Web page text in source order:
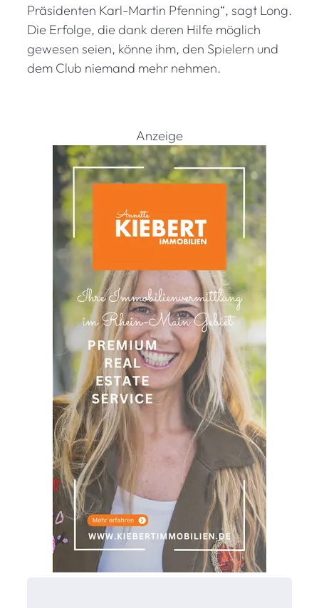
Präsidenten Karl-Martin Pfenning“, sagt Long.
Die Erfolge, die dank deren Hilfe möglich
gewesen seien, könne ihm, den Spielern und
dem Club niemand mehr nehmen.
Anzeige